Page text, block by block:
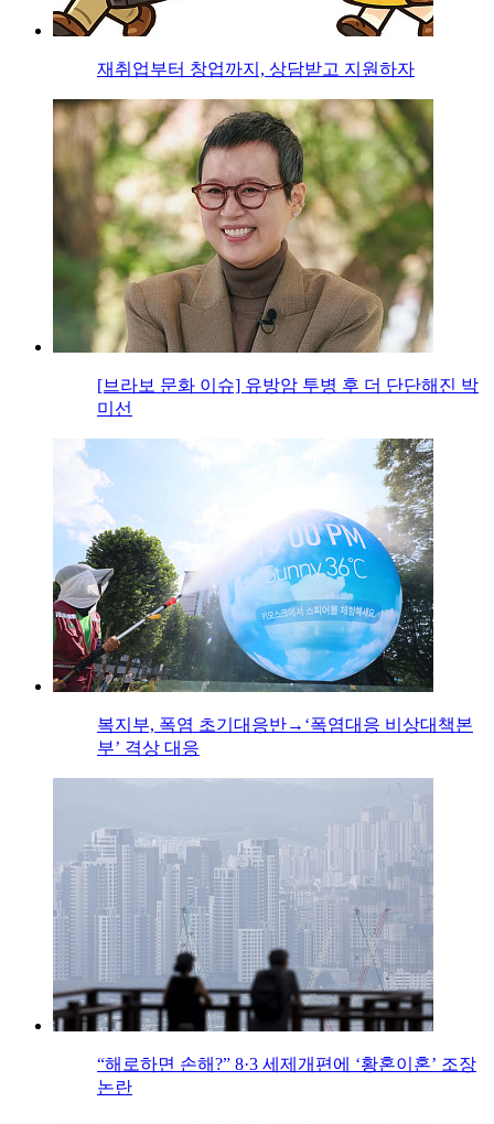
재취업부터 창업까지, 상담받고 지원하자
[브라보 문화 이슈] 유방암 투병 후 더 단단해진 박
미선
복지부, 폭염 초기대응반→‘폭염대응 비상대책본
부’ 격상 대응
“해로하면 손해?” 8·3 세제개편에 ‘황혼이혼’ 조장
논란